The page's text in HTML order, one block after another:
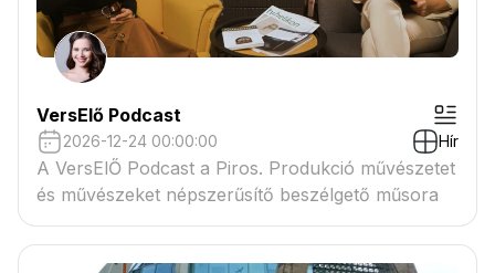
VersElő Podcast
2026-12-24 00:00:00 Hír
A VersElŐ Podcast a Piros. Produkció művészetet
és művészeket népszerűsítő beszélgető műsora